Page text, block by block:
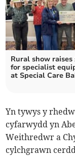
Rural show raises
for specialist
at Special Care
Yn tywys y
cyfarwydd yn
Weithredwr a
cylchgrawn